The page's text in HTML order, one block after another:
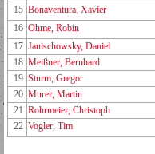
15 Bonaventura, Xavier
16 Ohme, Robin
17 Janischowsky, Daniel
18 Meißner, Bernhard
19 Sturm, Gregor
20 Murer, Martin
21 Rohrmeier, Christoph
22 Vogler, Tim